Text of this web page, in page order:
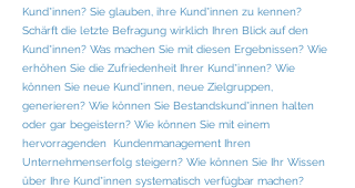
Kund*innen? Sie glauben, ihre Kund*innen zu kennen?
Schärft die letzte Befragung wirklich Ihren Blick auf den
Kund*innen? Was machen Sie mit diesen Ergebnissen? Wie
erhöhen Sie die Zufriedenheit Ihrer Kund*innen? Wie
können Sie neue Kund*innen, neue Zielgruppen,
generieren? Wie können Sie Bestandskund*innen halten
oder gar begeistern? Wie können Sie mit einem
hervorragenden Kundenmanagement Ihren
Unternehmenserfolg steigern? Wie können Sie Ihr Wissen
über Ihre Kund*innen systematisch verfügbar machen?